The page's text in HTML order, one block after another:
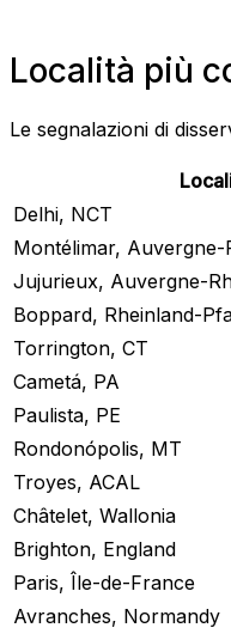
Località più
Le segnalazioni di
Delhi, NCT
Montélimar, Auvergne-
Jujurieux, Auvergne-
Boppard, Rheinland-
Torrington, CT
Cametá, PA
Paulista, PE
Rondonópolis, MT
Troyes, ACAL
Châtelet, Wallonia
Brighton, England
Paris, Île-de-France
Avranches, Normandy